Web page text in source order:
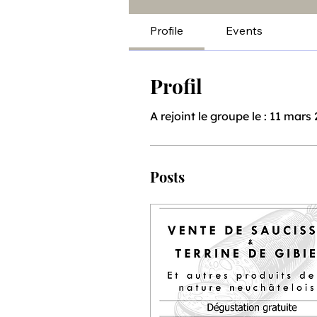
Profile Events
Profil
A rejoint le groupe le : 11 mars
Posts